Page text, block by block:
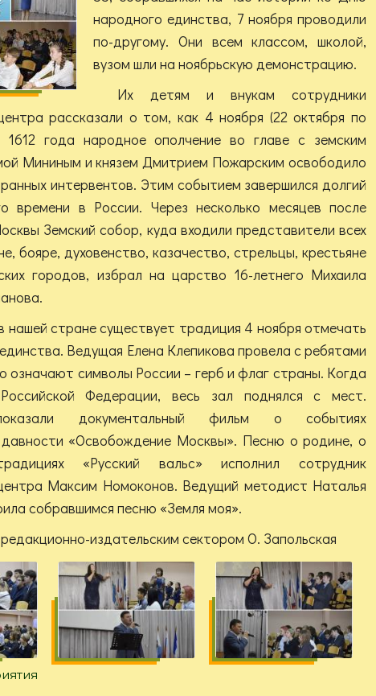
народного единства, 7 ноября проводили
по-другому. Они всем классом, школой,
вузом шли на ноябрьскую демонстрацию.
Их детям и внукам сотрудники
рассказали о том, как 4 ноября (22 октября по
года народное ополчение во главе с земским
Мининым и князем Дмитрием Пожарским освободило
интервентов. Этим событием завершился долгий
времени в России. Через несколько месяцев после
Земский собор, куда входили представители всех
бояре, духовенство, казачество, стрельцы, крестьяне
городов, избрал на царство 16-летнего Михаила
нашей стране существует традиция 4 ноября отмечать
Ведущая Елена Клепикова провела с ребятами
означают символы России – герб и флаг страны. Когда
Федерации, весь зал поднялся с мест.
документальный фильм о событиях
давности «Освобождение Москвы». Песню о родине, о
«Русский вальс» исполнил сотрудник
Максим Номоконов. Ведущий методист Наталья
собравшимся песню «Земля моя».
издательским сектором О. Запольская